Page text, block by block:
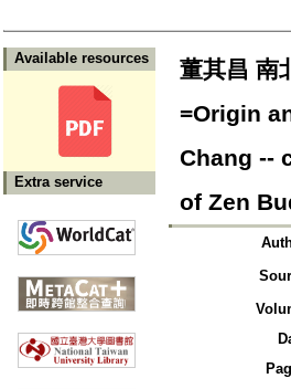
Available resources
Extra service
董其昌 南
=Origin
Chang --
of Zen